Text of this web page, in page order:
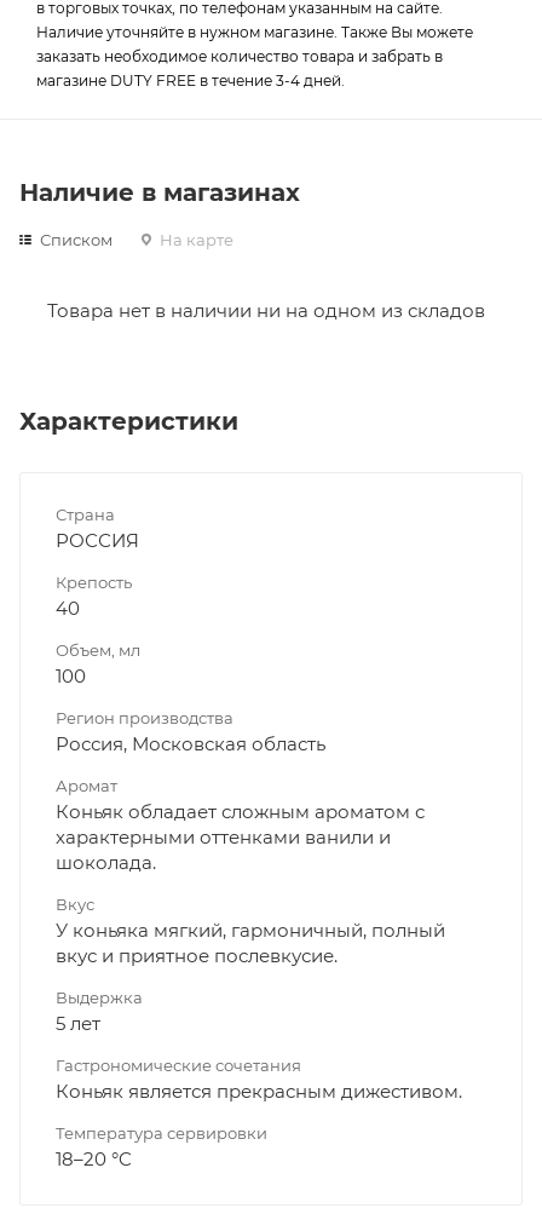
в торговых точках, по телефонам указанным на сайте.
Наличие уточняйте в нужном магазине. Также Вы можете
заказать необходимое количество товара и забрать в
магазине DUTY FREE в течение 3-4 дней.
Наличие в магазинах
Списком На карте
Товара нет в наличии ни на одном из складов
Характеристики
Страна
РОССИЯ
Крепость
40
Объем, мл
100
Регион производства
Россия, Московская область
Аромат
Коньяк обладает сложным ароматом с
характерными оттенками ванили и
шоколада.
Вкус
У коньяка мягкий, гармоничный, полный
вкус и приятное послевкусие.
Выдержка
5 лет
Гастрономические сочетания
Коньяк является прекрасным дижестивом.
Температура сервировки
18–20 °C